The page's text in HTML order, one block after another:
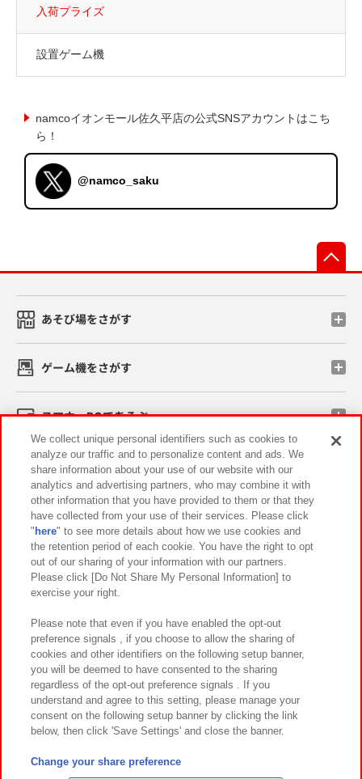
入荷プライズ
設置ゲーム機
namcoイオンモール佐久平店の公式SNSアカウントはこち
ら！
@namco_saku
あそび場をさがす
ゲーム機をさがす
スマホ・PCであそぶ
イベント・キャンペーン
関連会社 サステナビリティ サイトポリシー
プライバシーポリシー ウェブアクセシビリティ方針と検証結果
お取引先さまとともに
カスタマーハラスメント対応方針 よくあるご質問・お問い合わせ
©Bandai Namco Amusement Inc.
©Bandai Namco Amusement Lab Inc.
We collect unique personal identifiers such as cookies to
analyze our traffic and to personalize content and ads. We
share information about your use of our website with our
analytics and advertising partners, who may combine it with
other information that you have provided to them or that they
have collected from your use of their services. Please click
" here" to see more details about how we use cookies and
the retention period of each cookie. You have the right to opt
out of our sharing of your information with our partners.
Please click [Do Not Share My Personal Information] to
exercise your right.
Please note that even if you have enabled the opt-out
preference signals , if you choose to allow the sharing of
cookies and other identifiers on the following setup banner,
you will be deemed to have consented to the sharing
regardless of the opt-out preference signals . If you
understand and agree to this setting, please manage your
consent on the following setup banner by clicking the link
below, then click 'Save Settings' and close the banner.
Change your share preference